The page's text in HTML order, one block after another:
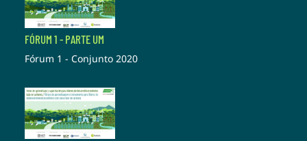
FÓRUM 1 - PARTE UM
Fórum 1 - Conjunto 2020